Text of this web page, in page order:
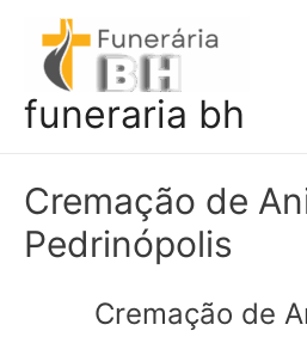
conteúdo
funeraria bh
Cremação de
Pedrinópolis
Cremação de